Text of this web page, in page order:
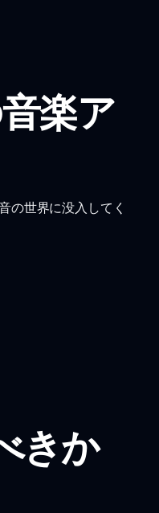
楽ア
の世界に没入してく
きか